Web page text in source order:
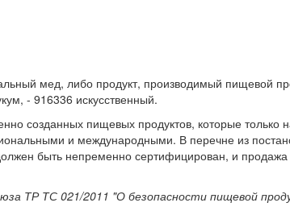
мед, либо продукт, производимый пищевой
- 916336 искусственный.
созданных пищевых продуктов, которые
и международными. В перечне из
быть непременно сертифицирован, и продажа
ТР ТС 021/2011 "О безопасности пищевой